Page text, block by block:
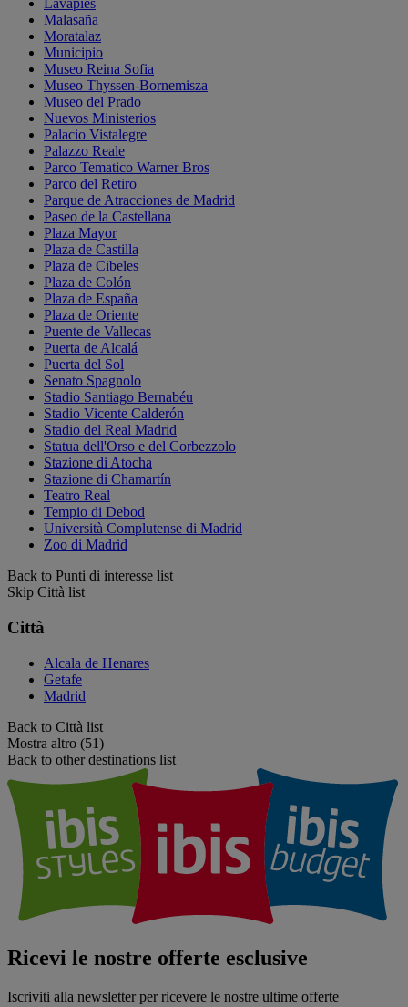
Lavapiés
Malasaña
Moratalaz
Municipio
Museo Reina Sofia
Museo Thyssen-Bornemisza
Museo del Prado
Nuevos Ministerios
Palacio Vistalegre
Palazzo Reale
Parco Tematico Warner Bros
Parco del Retiro
Parque de Atracciones de Madrid
Paseo de la Castellana
Plaza Mayor
Plaza de Castilla
Plaza de Cibeles
Plaza de Colón
Plaza de España
Plaza de Oriente
Puente de Vallecas
Puerta de Alcalá
Puerta del Sol
Senato Spagnolo
Stadio Santiago Bernabéu
Stadio Vicente Calderón
Stadio del Real Madrid
Statua dell'Orso e del Corbezzolo
Stazione di Atocha
Stazione di Chamartín
Teatro Real
Tempio di Debod
Università Complutense di Madrid
Zoo di Madrid
Back to Punti di interesse list
Skip Città list
Città
Alcala de Henares
Getafe
Madrid
Back to Città list
Mostra altro (51)
Back to other destinations list
Ricevi le nostre offerte esclusive
Iscriviti alla newsletter per ricevere le nostre ultime offerte